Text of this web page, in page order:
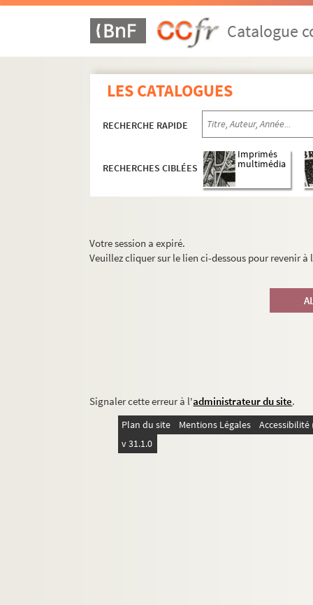
Catalogue
LES CATALOGUES
RECHERCHE RAPIDE
RECHERCHES CIBLÉES
Imprimés
multimédia
Votre session a expiré.
Veuillez cliquer sur le lien ci-dessous pour revenir
Signaler cette erreur à l'administrateur du site.
Plan du site Mentions Légales
v 31.1.0